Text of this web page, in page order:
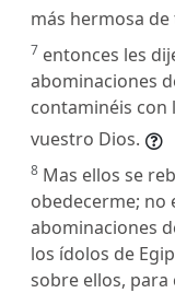
más hermosa
7 entonces les
abominaciones
contaminéis con
vuestro Dios.
8 Mas ellos se
obedecerme; no
abominaciones
los ídolos de
sobre ellos,